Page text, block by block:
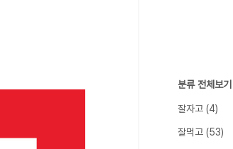
분류 전체보기
잘자고 (4)
잘먹고 (53)